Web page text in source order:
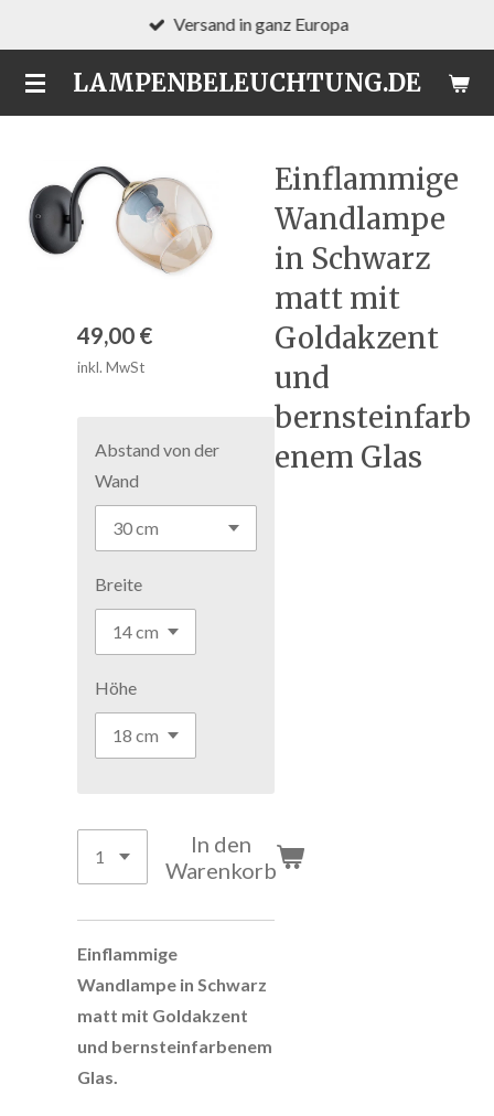
Hauptinhalt
springenLAMPENBELEUCHTUNG.DE
Versand in ganz Europa
Einflammige
Wandlampe
in Schwarz
matt mit
Goldakzent
und
bernsteinfarb
enem Glas
49,00 €
inkl. MwSt
Abstand von der
Wand
Breite
Höhe
In den
Warenkorb
Einflammige
Wandlampe in Schwarz
matt mit Goldakzent
und bernsteinfarbenem
Glas.